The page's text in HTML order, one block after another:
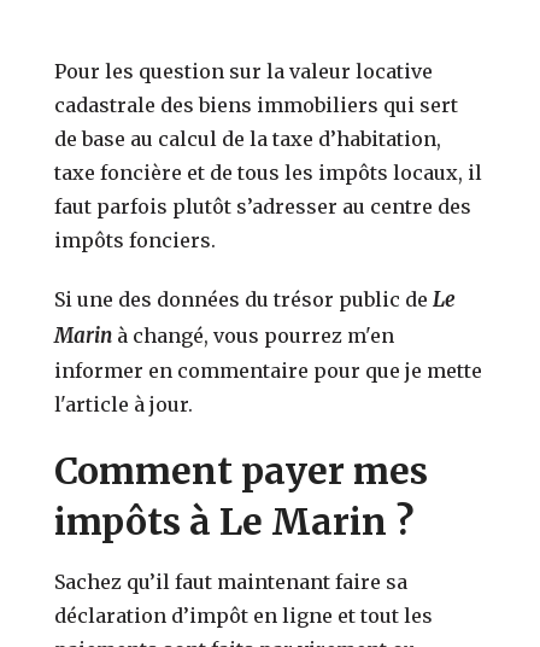
Pour les question sur la valeur locative
cadastrale des biens immobiliers qui sert
de base au calcul de la taxe d’habitation,
taxe foncière et de tous les impôts locaux, il
faut parfois plutôt s’adresser au centre des
impôts fonciers.
Si une des données du trésor public de Le
Marin à changé, vous pourrez m'en
informer en commentaire pour que je mette
l'article à jour.
Comment payer mes
impôts à Le Marin ?
Sachez qu’il faut maintenant faire sa
déclaration d’impôt en ligne et tout les